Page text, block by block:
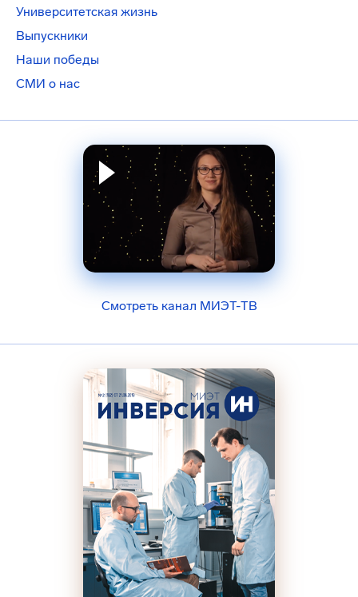
Университетская жизнь
Выпускники
Наши победы
СМИ о нас
Смотреть канал МИЭТ-ТВ